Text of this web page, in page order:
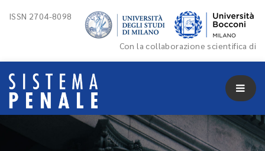
ISSN 2704-8098
Con la collaborazione scientifica di